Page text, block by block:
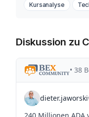
Kursanalyse
Diskussion zu